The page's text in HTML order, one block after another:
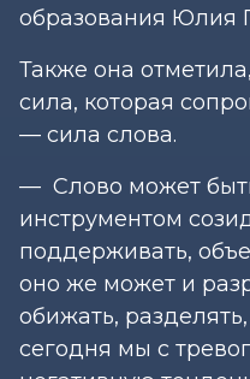
образования Юлия
Также она
сила, которая
— сила слова.
— Слово может
инструментом
поддерживать,
оно же может и
обижать,
сегодня мы с